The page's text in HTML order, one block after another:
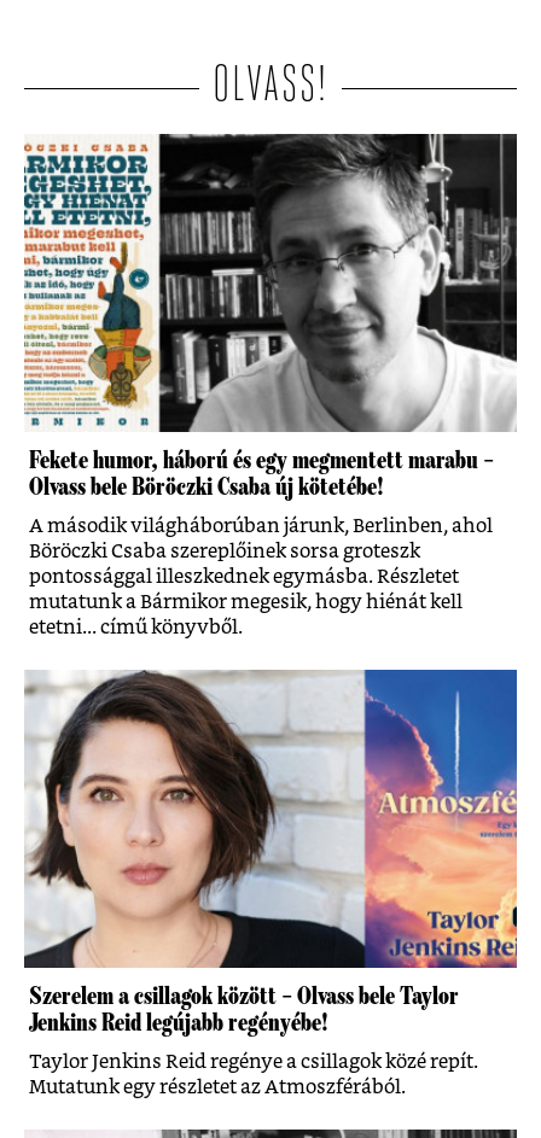
OLVASS!
Fekete humor, háború és egy megmentett marabu –
Olvass bele Böröczki Csaba új kötetébe!
A második világháborúban járunk, Berlinben, ahol
Böröczki Csaba szereplőinek sorsa groteszk
pontossággal illeszkednek egymásba. Részletet
mutatunk a Bármikor megesik, hogy hiénát kell
etetni... című könyvből.
Szerelem a csillagok között – Olvass bele Taylor
Jenkins Reid legújabb regényébe!
Taylor Jenkins Reid regénye a csillagok közé repít.
Mutatunk egy részletet az Atmoszférából.